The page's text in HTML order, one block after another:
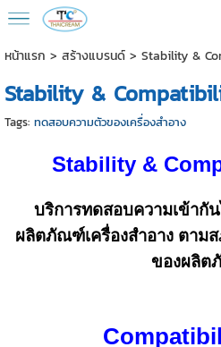
หน้าแรก > สร้างแบรนด์> Stability &
Stability &
Tags: ทดสอบความตัวของเครื่องสำอาง
Stability &
บริการทดสอบความเข้า
ผลิตภัณฑ์เครื่องสำอาง ตาม
ของผลิ